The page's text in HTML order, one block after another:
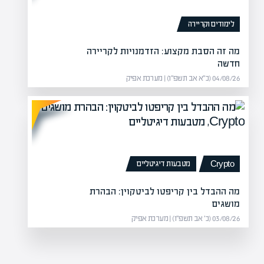
לימודים וקריירה
מה זה הסבת מקצוע: הזדמנויות לקריירה
חדשה
04/08/26 (כ״א אב תשפ״ו) | מערכת אפיק
Crypto מטבעות דיגיטליים
מה ההבדל בין קריפטו לביטקוין: הבהרת
מושגים
03/08/26 (כ׳ אב תשפ״ו) | מערכת אפיק